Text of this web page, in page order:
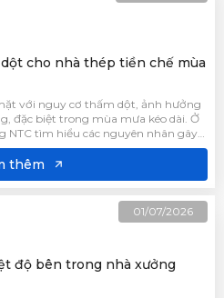
cho nhà thép tiền chế mùa
với nguy cơ thấm dột, ảnh hưởng
đặc biệt trong mùa mưa kéo dài. Ở
NTC tìm hiểu các nguyên nhân gây
giải pháp chống thấm, chống
quả.
thêm
01/07/2026
độ bên trong nhà xưởng